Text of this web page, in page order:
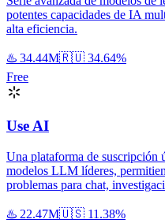
potentes capacidades de IA
alta eficiencia.
♨️ 34.44M🇷🇺 34.64%
Free
Use AI
Una plataforma de suscripción
modelos LLM líderes,
problemas para chat,
♨️ 22.47M🇺🇸 11.38%